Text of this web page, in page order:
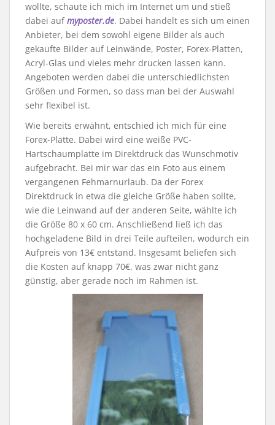
wollte, schaute ich mich im Internet um und stieß
dabei aufmyposter.de. Dabei handelt es sich um einen
Anbieter, bei dem sowohl eigene Bilder als auch
gekaufte Bilder auf Leinwände, Poster, Forex-Platten,
Acryl-Glas und vieles mehr drucken lassen kann.
Angeboten werden dabei die unterschiedlichsten
Größen und Formen, so dass man bei der Auswahl
sehr flexibel ist.
Wie bereits erwähnt, entschied ich mich für eine
Forex-Platte. Dabei wird eine weiße PVC-
Hartschaumplatte im Direktdruck das Wunschmotiv
aufgebracht. Bei mir war das ein Foto aus einem
vergangenen Fehmarnurlaub. Da der Forex
Direktdruck in etwa die gleiche Größe haben sollte,
wie die Leinwand auf der anderen Seite, wählte ich
die Größe 80 x 60 cm. Anschließend ließ ich das
hochgeladene Bild in drei Teile aufteilen, wodurch ein
Aufpreis von 13€ entstand. Insgesamt beliefen sich
die Kosten auf knapp 70€, was zwar nicht ganz
günstig, aber gerade noch im Rahmen ist.